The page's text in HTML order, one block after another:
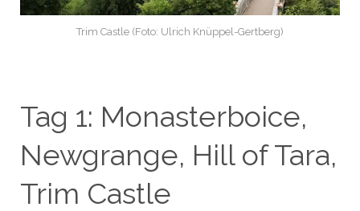
Trim Castle (Foto: Ulrich Knüppel-Gertberg)
Tag 1: Monasterboice,
Newgrange, Hill of Tara,
Trim Castle